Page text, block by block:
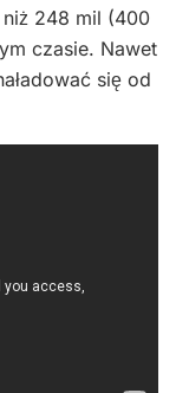
248 mil (400
czasie. Nawet
się od